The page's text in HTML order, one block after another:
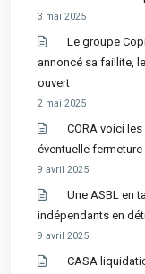
3 mai 2025
Le groupe
annoncé sa faillite,
ouvert
2 mai 2025
CORA voici
éventuelle fermeture
9 avril 2025
Une ASBL en
indépendants en
9 avril 2025
CASA